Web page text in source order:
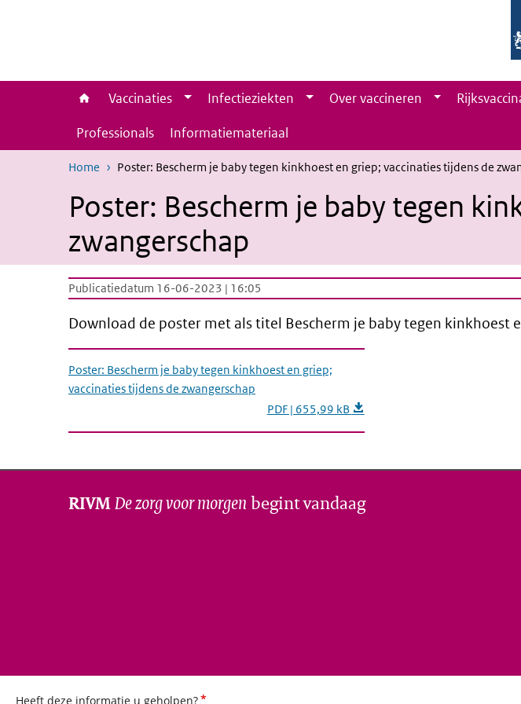
Vaccinaties Infectieziekten Over vaccineren
Professionals
Informatiemateriaal
Home Poster: Bescherm je baby tegen kinkhoest en griep; vaccinaties tijdens de
Poster: Bescherm je baby tegen
zwangerschap
Publicatiedatum 16-06-2023 | 16:05
Download de poster met als titel Bescherm je baby tegen kinkhoest
Poster: Bescherm je baby tegen kinkhoest en griep;
vaccinaties tijdens de zwangerschap
PDF | 655,99 kB
RIVMDe zorg voor morgen begint vandaag
Heeft deze informatie u geholpen?*